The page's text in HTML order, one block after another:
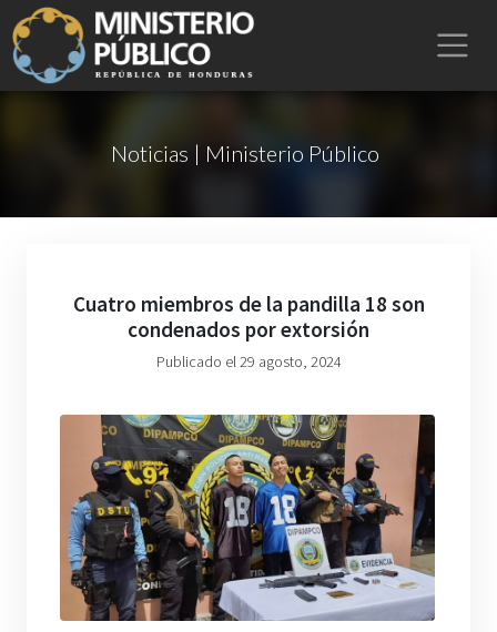
Noticias | Ministerio Público
Cuatro miembros de la pandilla 18 son
condenados por extorsión
Publicado el 29 agosto, 2024